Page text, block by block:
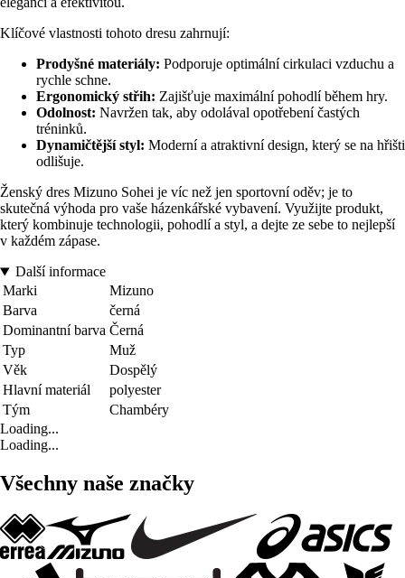
Klíčové vlastnosti tohoto dresu zahrnují:
Prodyšné materiály: Podporuje optimální cirkulaci vzduchu a
rychle schne.
Ergonomický střih: Zajišťuje maximální pohodlí během hry.
Odolnost: Navržen tak, aby odolával opotřebení častých
tréninků.
Dynamičtější styl: Moderní a atraktivní design, který se na hřišti
odlišuje.
Ženský dres Mizuno Sohei je víc než jen sportovní oděv; je to
skutečná výhoda pro vaše házenkářské vybavení. Využijte produkt,
který kombinuje technologii, pohodlí a styl, a dejte ze sebe to nejlepší
v každém zápase.
Další informace
Marki
Mizuno
Barva
černá
Dominantní barva Černá
Typ
Muž
Věk
Dospělý
Hlavní materiál
polyester
Tým
Chambéry
Loading...
Loading...
Všechny naše značky